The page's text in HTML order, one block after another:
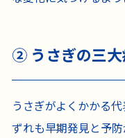
② うさぎの三
うさぎがよくかかる
ずれも早期発見と予防